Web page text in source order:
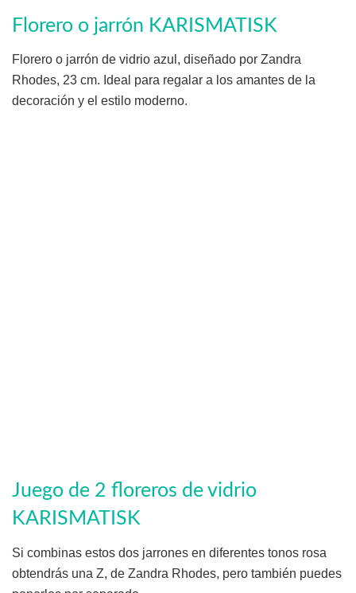
Florero o jarrón KARISMATISK
Florero o jarrón de vidrio azul, diseñado por Zandra
Rhodes, 23 cm. Ideal para regalar a los amantes de la
decoración y el estilo moderno.
Juego de 2 floreros de vidrio
KARISMATISK
Si combinas estos dos jarrones en diferentes tonos rosa
obtendrás una Z, de Zandra Rhodes, pero también puedes